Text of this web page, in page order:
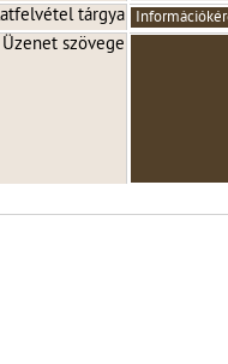
tárgya
Üzenet szövege